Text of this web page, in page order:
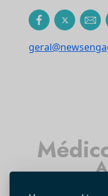
Entrevista